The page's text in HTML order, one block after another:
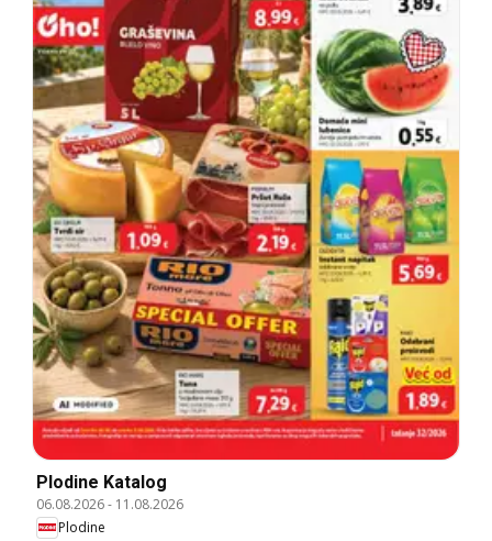
Plodine Katalog
06.08.2026- 11.08.2026
Plodine